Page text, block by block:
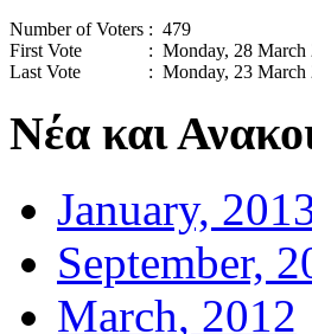
Number of Voters : 479
First Vote
: Monday, 28 March
Last Vote
: Monday, 23 March
Νέα και
January,
September,
March, 2012